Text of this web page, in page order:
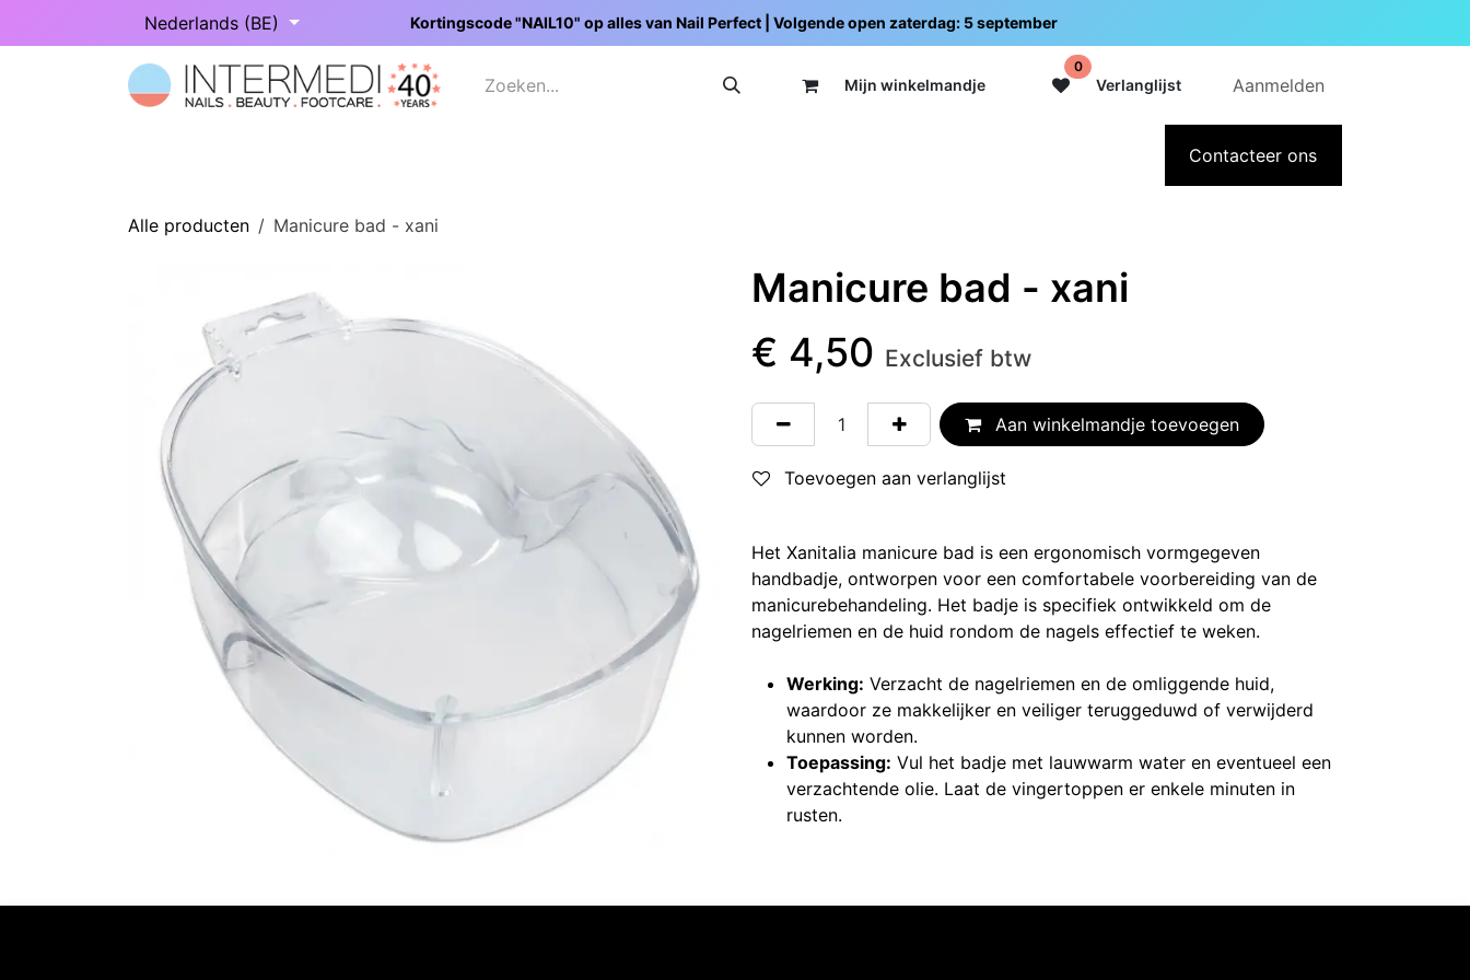
Overslaan naar inhoudNederlands (BE) Kortingscode "NAIL10" op alles van Nail Perfect | Volgende open zaterdag: 5 september
Mijn winkelmandje
0
Verlanglijst Aanmelden
Over IntermediContacteer ons
Alle producten Manicure bad - xani
Manicure bad - xani
Het Xanitalia manicure bad is een ergonomisch vormgegeven
handbadje, ontworpen voor een comfortabele voorbereiding van de
manicurebehandeling. Het badje is specifiek ontwikkeld om de
nagelriemen en de huid rondom de nagels effectief te weken.
Werking: Verzacht de nagelriemen en de omliggende huid,
waardoor ze makkelijker en veiliger teruggeduwd of verwijderd
kunnen worden.
Toepassing: Vul het badje met lauwwarm water en eventueel een
verzachtende olie. Laat de vingertoppen er enkele minuten in
rusten.
€ 4,50 Exclusief btw
Aan winkelmandje toevoegen
Toevoegen aan verlanglijst